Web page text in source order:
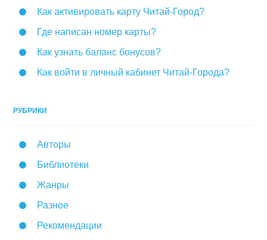
Как активировать карту Читай-Город?
Где написан номер карты?
Как узнать баланс бонусов?
Как войти в личный кабинет Читай-Города?
РУБРИКИ
Авторы
Библиотеки
Жанры
Разное
Рекомендации